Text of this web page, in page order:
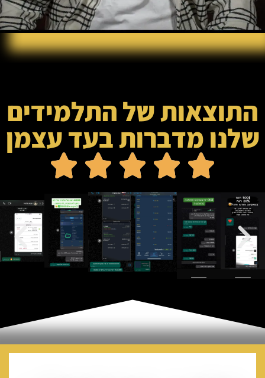
התוצאות של התלמידים
שלנו מדברות בעד עצמן